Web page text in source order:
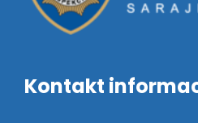
Kontakt